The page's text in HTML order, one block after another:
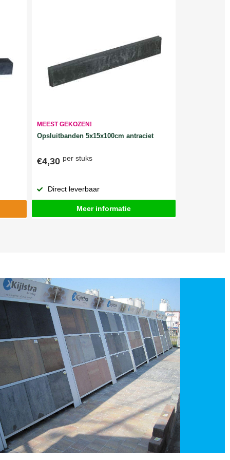
MEEST GEKOZEN!
Opsluitbanden 5x15x100cm antraciet
€4,30 per stuks
Direct leverbaar
Meer informatie